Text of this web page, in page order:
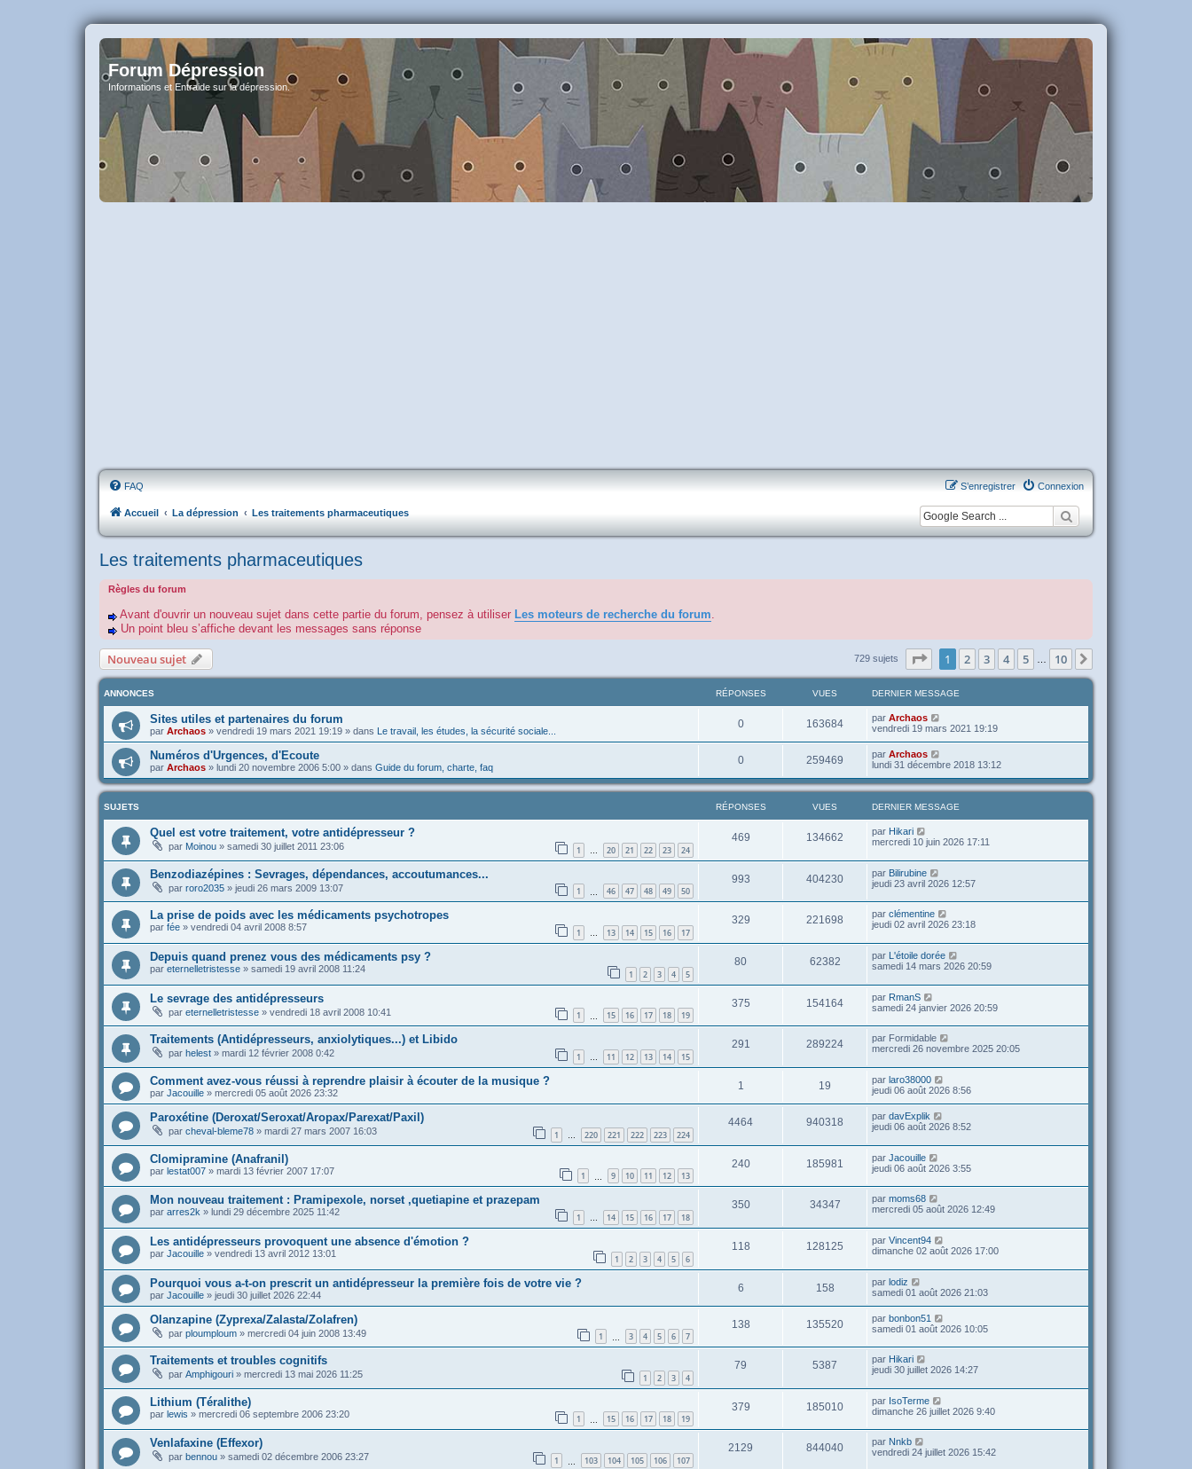
Forum Dépression
Informations et Entraide sur la dépression.
FAQ Connexion
S’enregistrer
Accueil La dépression Les traitements pharmaceutiques
Les traitements pharmaceutiques
Règles du forum
Avant d'ouvrir un nouveau sujet dans cette partie du forum, pensez à utiliser Les moteurs de recherche du forum.
Un point bleu s’affiche devant les messages sans réponse
Nouveau sujet 729 sujets Page sur10
1 2 3 4 5 10
ANNONCES RÉPONSES VUES DERNIER MESSAGE
Sites utiles et partenaires du forum
par Archaos » vendredi 19 mars 2021 19:19 » dans Le travail, les études, la sécurité sociale...
0 163684 par Archaos
vendredi 19 mars 2021 19:19
Numéros d'Urgences, d'Ecoute
par Archaos » lundi 20 novembre 2006 5:00 » dans Guide du forum, charte, faq
0 259469 par Archaos
lundi 31 décembre 2018 13:12
SUJETS RÉPONSES VUES DERNIER MESSAGE
Quel est votre traitement, votre antidépresseur ?
par Moinou » samedi 30 juillet 2011 23:06 1 … 20 21 22 23 24
469 134662 par Hikari
mercredi 10 juin 2026 17:11
Benzodiazépines : Sevrages, dépendances, accoutumances...
par roro2035 » jeudi 26 mars 2009 13:07 1 46 47 48 49 50
993 404230 par Bilirubine
jeudi 23 avril 2026 12:57
La prise de poids avec les médicaments psychotropes
par fée » vendredi 04 avril 2008 8:57 1 … 13 14 15 16 17
329 221698 par clémentine
jeudi 02 avril 2026 23:18
Depuis quand prenez vous des médicaments psy ?
par eternelletristesse » samedi 19 avril 2008 11:24 1 2 3 4 5
80 62382 par L'étoile dorée
samedi 14 mars 2026 20:59
Le sevrage des antidépresseurs
par eternelletristesse » vendredi 18 avril 2008 10:41 1 15 16 17 18 19
375 154164 par RmanS
samedi 24 janvier 2026 20:59
Traitements (Antidépresseurs, anxiolytiques...) et Libido
par helest » mardi 12 février 2008 0:42 1 … 11 12 13 14 15
291 289224 par Formidable
mercredi 26 novembre 2025 20:05
Comment avez-vous réussi à reprendre plaisir à écouter de la musique ?
par Jacouille » mercredi 05 août 2026 23:32
1 19 par laro38000
jeudi 06 août 2026 8:56
Paroxétine (Deroxat/Seroxat/Aropax/Parexat/Paxil)
par cheval-bleme78 » mardi 27 mars 2007 16:03 1 … 220 221 222 223 224
4464 940318 par davExplik
jeudi 06 août 2026 8:52
Clomipramine (Anafranil)
par lestat007 » mardi 13 février 2007 17:07 1 9 10 11 12 13
240 185981 par Jacouille
jeudi 06 août 2026 3:55
Mon nouveau traitement : Pramipexole, norset ,quetiapine et prazepam
par arres2k » lundi 29 décembre 2025 11:42 1 … 14 15 16 17 18
350 34347 par moms68
mercredi 05 août 2026 12:49
Les antidépresseurs provoquent une absence d'émotion ?
par Jacouille » vendredi 13 avril 2012 13:01 1 2 3 4 5 6
118 128125 par Vincent94
dimanche 02 août 2026 17:00
Pourquoi vous a-t-on prescrit un antidépresseur la première fois de votre vie ?
par Jacouille » jeudi 30 juillet 2026 22:44
6 158 par lodiz
samedi 01 août 2026 21:03
Olanzapine (Zyprexa/Zalasta/Zolafren)
par ploumploum » mercredi 04 juin 2008 13:49 1 3 4 5 6 7
138 135520 par bonbon51
samedi 01 août 2026 10:05
Traitements et troubles cognitifs
par Amphigouri » mercredi 13 mai 2026 11:25 1 2 3 4
79 5387 par Hikari
jeudi 30 juillet 2026 14:27
Lithium (Téralithe)
par lewis » mercredi 06 septembre 2006 23:20 1 15 16 17 18 19
379 185010 par IsoTerme
dimanche 26 juillet 2026 9:40
Venlafaxine (Effexor)
par bennou » samedi 02 décembre 2006 23:27 1 103 104 105 106 107
2129 844040 par Nnkb
vendredi 24 juillet 2026 15:42